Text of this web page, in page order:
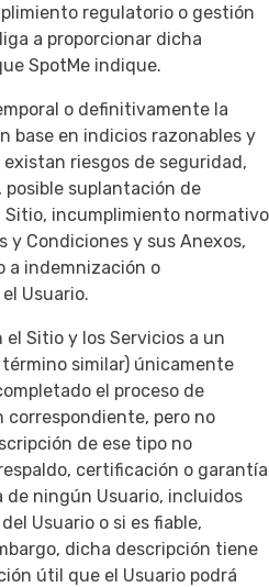
regulatorio o gestión
a proporcionar dicha
SpotMe indique.
o definitivamente la
base en indicios razonables y
riesgos de seguridad,
suplantación de
incumplimiento normativo
y Condiciones y sus Anexos,
a indemnización o
Usuario.
Sitio y los Servicios a un
similar) únicamente
el proceso de
pero no
de ese tipo no
certificación o garantía
de ningún Usuario, incluidos
Usuario o si es fiable,
dicha descripción tiene
útil que el Usuario podrá